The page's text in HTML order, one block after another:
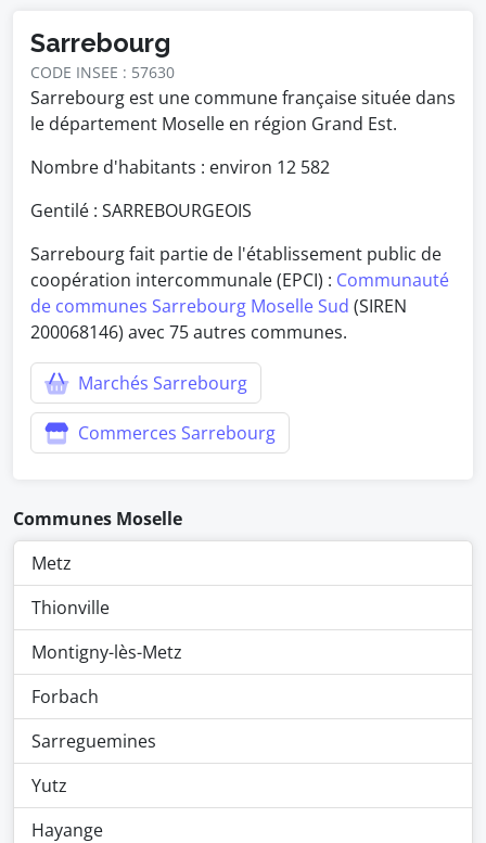
Sarrebourg
CODE INSEE : 57630
Sarrebourg est une commune française située dans
le département Moselle en région Grand Est.
Nombre d'habitants : environ 12 582
Gentilé : SARREBOURGEOIS
Sarrebourg fait partie de l'établissement public de
coopération intercommunale (EPCI) : Communauté
de communes Sarrebourg Moselle Sud (SIREN
200068146) avec 75 autres communes.
Marchés Sarrebourg
Commerces Sarrebourg
Communes Moselle
Metz
Thionville
Montigny-lès-Metz
Forbach
Sarreguemines
Yutz
Hayange